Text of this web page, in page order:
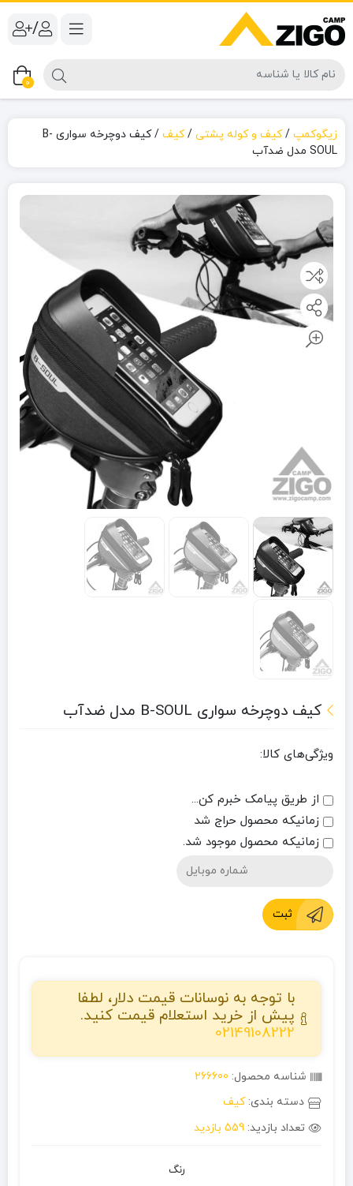
/
0
زیگوکمپ /کیف و کوله پشتی /کیف /
کیف دوچرخه سواری B-
SOUL مدل ضدآب
کیف دوچرخه سواری B-SOUL مدل ضدآب
ویژگی‌های کالا:
از طریق پیامک خبرم کن...
زمانیکه محصول حراج شد
زمانیکه محصول موجود شد.
ثبت
با توجه به نوسانات قیمت دلار، لطفا
پیش از خرید استعلام قیمت کنید.
02149108222
شناسه محصول: 266600
دسته بندی:کیف
تعداد بازدید: 559 بازدید
رنگ